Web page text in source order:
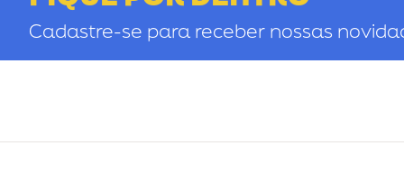
Cadastre-se para receber nossas